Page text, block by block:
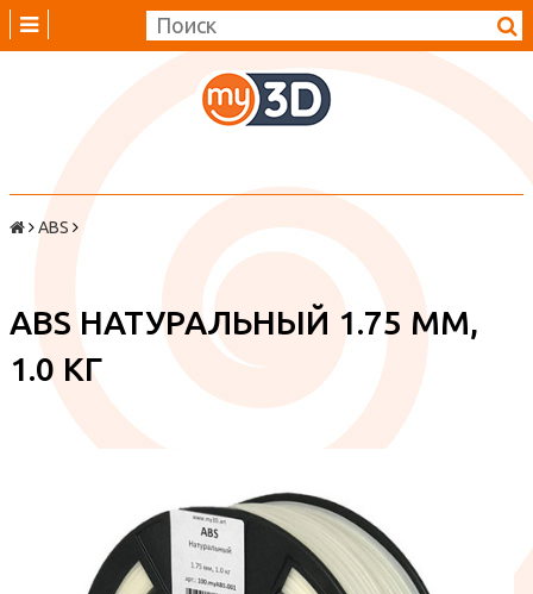
ABS
ABS НАТУРАЛЬНЫЙ 1.75 ММ,
1.0 КГ